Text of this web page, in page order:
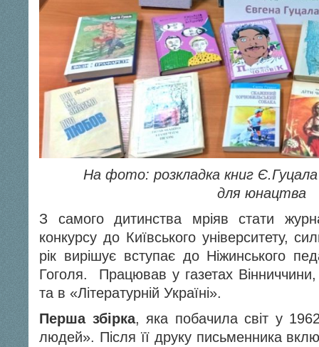
На фото: розкладка книг
для юнацтва
З самого дитинства мріяв стати
конкурсу до Київського університету,
рік вирішує вступає до Ніжинського
Гоголя. Працював у газетах
та в «Літературній Україні».
Перша збірка, яка побачила світ у
людей». Після її друку письменника